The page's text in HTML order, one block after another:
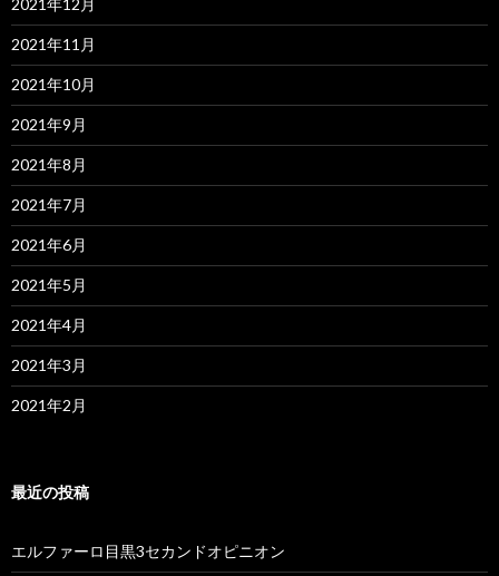
2021年12月
2021年11月
2021年10月
2021年9月
2021年8月
2021年7月
2021年6月
2021年5月
2021年4月
2021年3月
2021年2月
最近の投稿
エルファーロ目黒3セカンドオピニオン